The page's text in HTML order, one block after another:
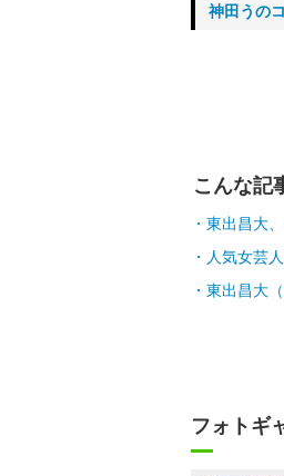
神田うの
こんな記
東出昌大
人気女芸
東出昌大
フォトギ